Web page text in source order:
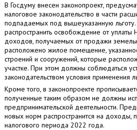
В Госдуму внесен законопроект,
налоговое законодательство в части
подпадаемых под вышеуказанную льготу.
распространить освобождение от
доходов, получаемых от продажи
расположено жилое помещение,
строений и сооружений, которые
участке. При этом должны соблюдаться
законодательством условия применения
Кроме того, в законопроекте
полученные таким образом не должны
предпринимательской деятельности.
новых норм распространится на доходы,
налогового периода 2022 года.